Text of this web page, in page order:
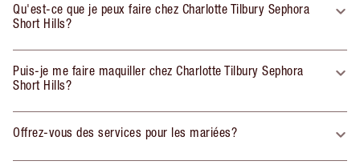
Qu'est-ce que je peux faire chez Charlotte Tilbury Sephora
Short Hills?
Puis-je me faire maquiller chez Charlotte Tilbury Sephora
Short Hills?
Offrez-vous des services pour les mariées?